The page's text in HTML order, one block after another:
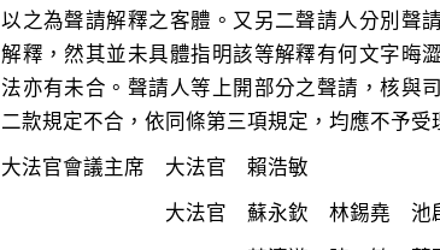
以之為聲請解釋之客體。又另二聲請人分別聲
解釋，然其並未具體指明該等解釋有何文字晦
法亦有未合。聲請人等上開部分之聲請，核與